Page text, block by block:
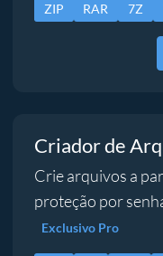
ZIP RAR 7Z
Criador de
Crie arquivos a
proteção por
Exclusivo Pro